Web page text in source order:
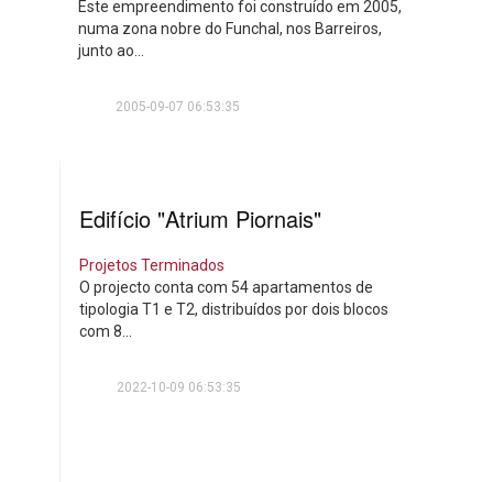
Este empreendimento foi construído em 2005,
numa zona nobre do Funchal, nos Barreiros,
junto ao...
2005-09-07 06:53:35
Edifício "Atrium Piornais"
Projetos Terminados
O projecto conta com 54 apartamentos de
tipologia T1 e T2, distribuídos por dois blocos
com 8...
2022-10-09 06:53:35